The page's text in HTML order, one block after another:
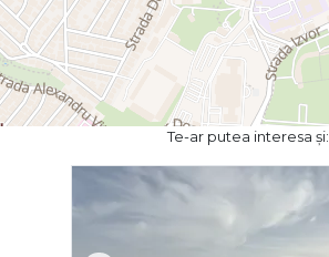
Te-ar putea interesa și: